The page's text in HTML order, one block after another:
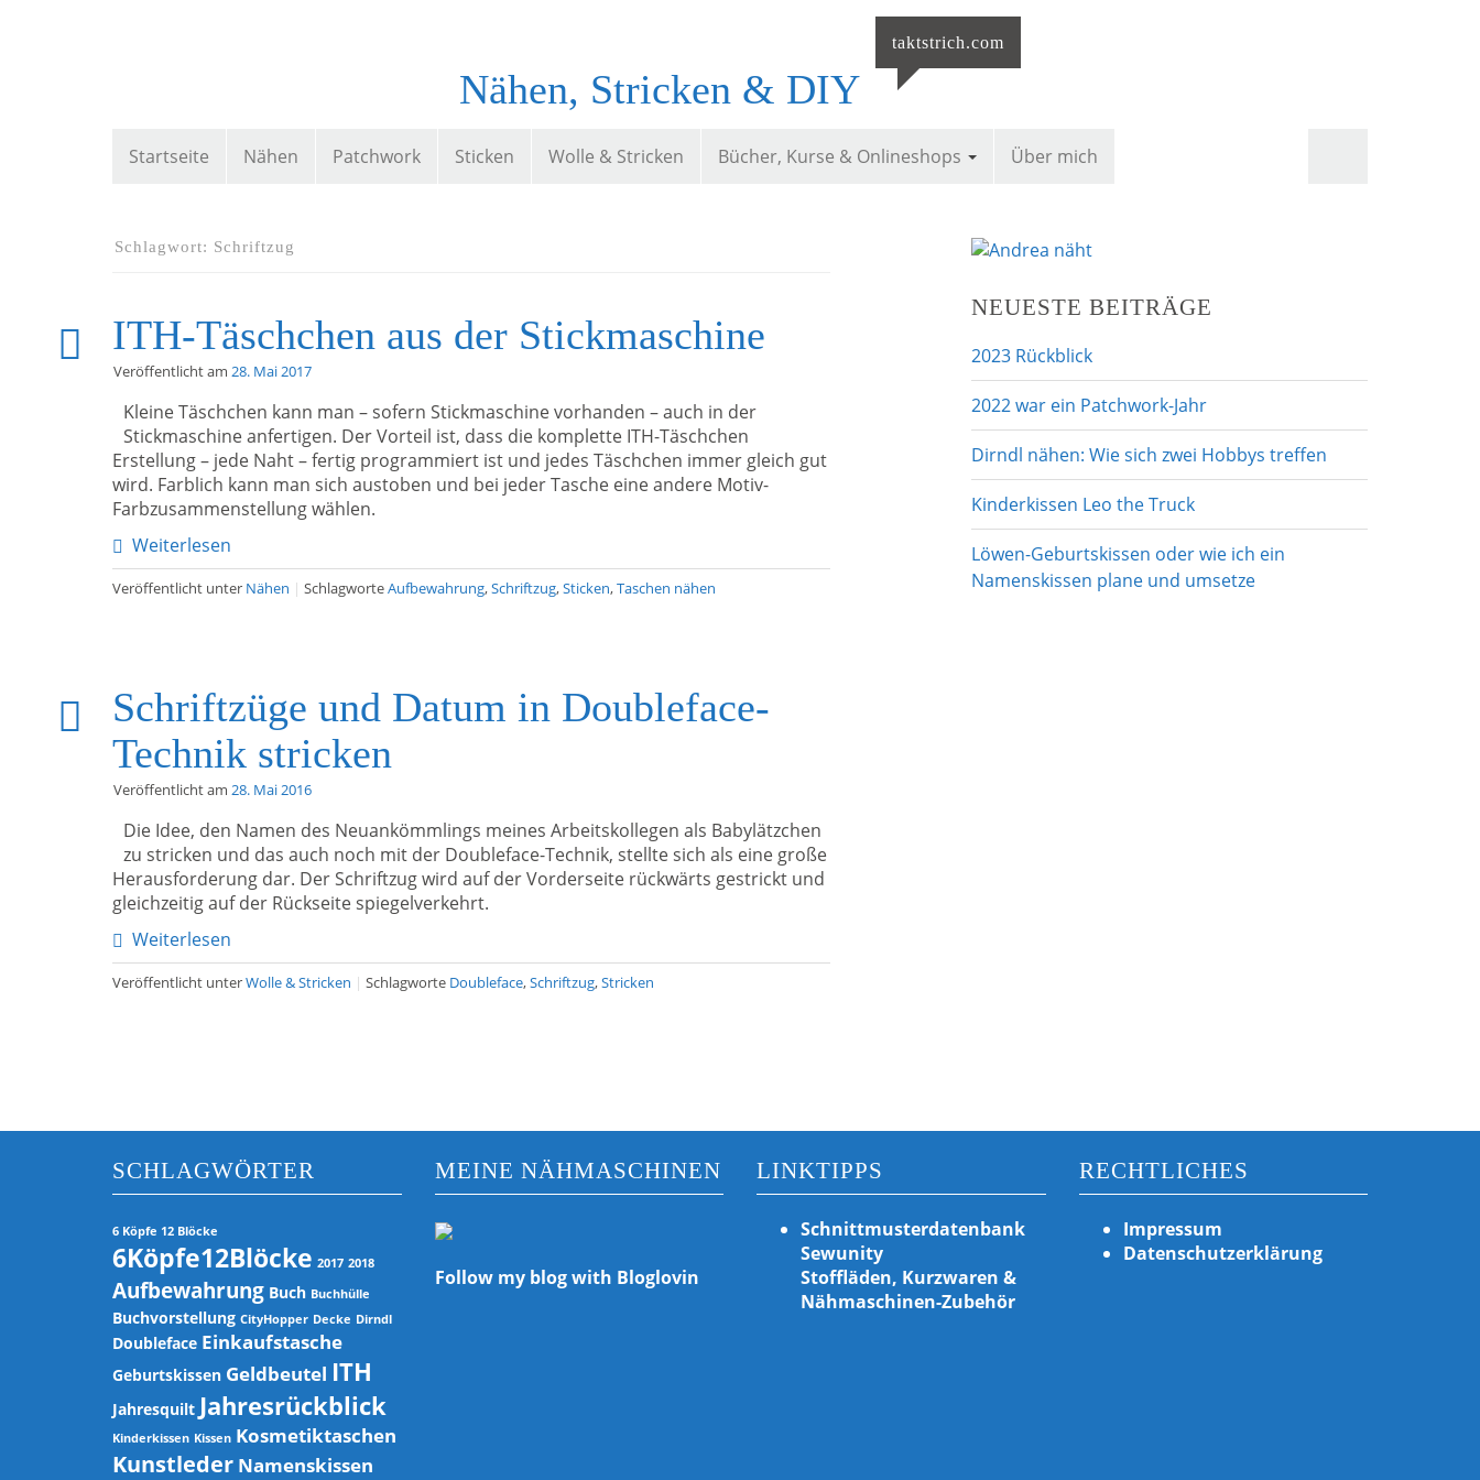
Nähen, Stricken & DIY
taktstrich.com
Startseite Nähen Patchwork Sticken Wolle & Stricken Bücher, Kurse & Onlineshops Über mich
Schlagwort: Schriftzug
ITH-Täschchen aus der Stickmaschine
Veröffentlicht am 28. Mai 2017
Kleine Täschchen kann man – sofern Stickmaschine vorhanden – auch in der
Stickmaschine anfertigen. Der Vorteil ist, dass die komplette ITH-Täschchen
Erstellung – jede Naht – fertig programmiert ist und jedes Täschchen immer gleich gut
wird. Farblich kann man sich austoben und bei jeder Tasche eine andere Motiv-
Farbzusammenstellung wählen.
Weiterlesen
Veröffentlicht unter Nähen | SchlagworteAufbewahrung,Schriftzug,Sticken,Taschen nähen
Schriftzüge und Datum in Doubleface-
Technik stricken
Veröffentlicht am 28. Mai 2016
Die Idee, den Namen des Neuankömmlings meines Arbeitskollegen als Babylätzchen
zu stricken und das auch noch mit der Doubleface-Technik, stellte sich als eine große
Herausforderung dar. Der Schriftzug wird auf der Vorderseite rückwärts gestrickt und
gleichzeitig auf der Rückseite spiegelverkehrt.
Weiterlesen
Veröffentlicht unterWolle & Stricken | Schlagworte Doubleface,Schriftzug,Stricken
NEUESTE BEITRÄGE
2023 Rückblick
2022 war ein Patchwork-Jahr
Dirndl nähen: Wie sich zwei Hobbys treffen
Kinderkissen Leo the Truck
Löwen-Geburtskissen oder wie ich ein
Namenskissen plane und umsetze
SCHLAGWÖRTER
6 Köpfe 12 Blöcke
6Köpfe12Blöcke 2017 2018
Aufbewahrung Buch Buchhülle
Buchvorstellung CityHopper Decke Dirndl
Doubleface Einkaufstasche
Geburtskissen Geldbeutel ITH
Jahresquilt Jahresrückblick
Kinderkissen Kissen Kosmetiktaschen
Kunstleder Namenskissen
MEINE NÄHMASCHINEN
Follow my blog with Bloglovin
LINKTIPPS
Schnittmusterdatenbank
Sewunity
Stoffläden, Kurzwaren &
Nähmaschinen-Zubehör
RECHTLICHES
Impressum
Datenschutzerklärung